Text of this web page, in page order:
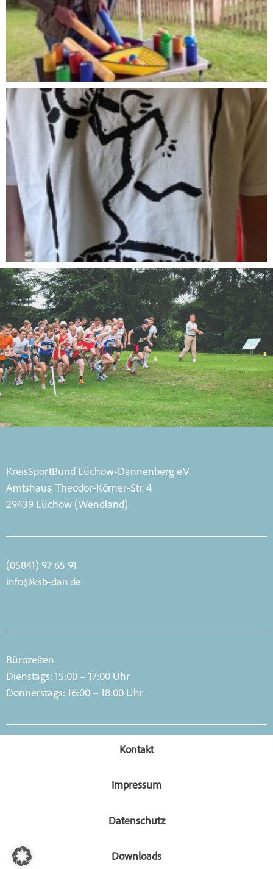
KreisSportBund Lüchow-Dannenberg e.V.
Amtshaus, Theodor-Körner-Str. 4
29439 Lüchow (Wendland)
(05841) 97 65 91
info@ksb-dan.de
Bürozeiten
Dienstags: 15:00 – 17:00 Uhr
Donnerstags: 16:00 – 18:00 Uhr
Kontakt
Impressum
Datenschutz
Downloads